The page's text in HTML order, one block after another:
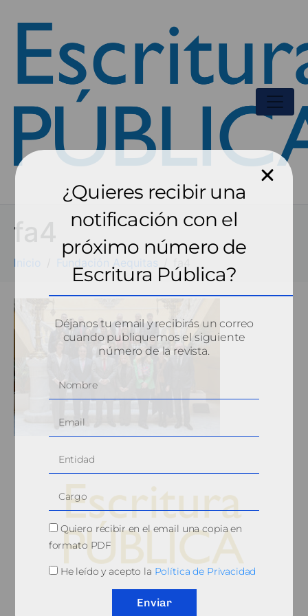
fa4
Inicio Fundación Aequitas
¿Quieres recibir una
notificación con el
próximo número de
Escritura Pública?
Déjanos tu email y recibirás un correo
cuando publiquemos el siguiente
número de la revista.
Quiero recibir en el email una copia en
formato PDF
He leído y acepto la Política de Privacidad
Enviar